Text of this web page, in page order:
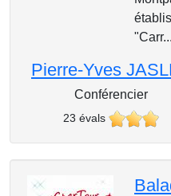
"Carr...
Pierre-Yves
Conférencier
23 évals